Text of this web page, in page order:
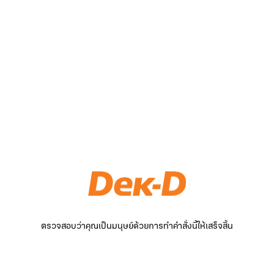
ตรวจสอบว่าคุณเป็นมนุษย์ด้วยการทำคำสั่งนี้ให้เสร็จสิ้น